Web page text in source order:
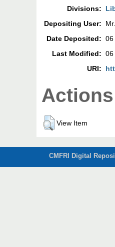
Divisions:
Depositing User:
Date Deposited: 06
Last Modified: 06
URI:
View Item
CMFRI Digital